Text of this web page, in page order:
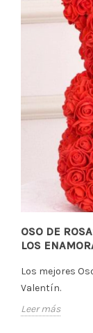
OSO DE
LOS
Los mejores
Valentín.
Leer más